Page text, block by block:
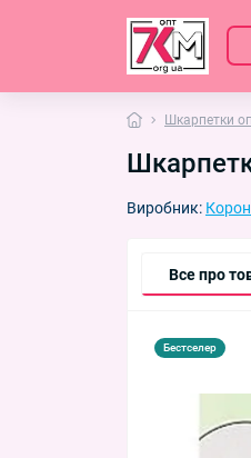
Шкарпетки
Виробник:
Все про
Бестселер